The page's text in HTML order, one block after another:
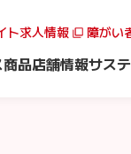
ト求人情報 障がい
商品店舗情報サス